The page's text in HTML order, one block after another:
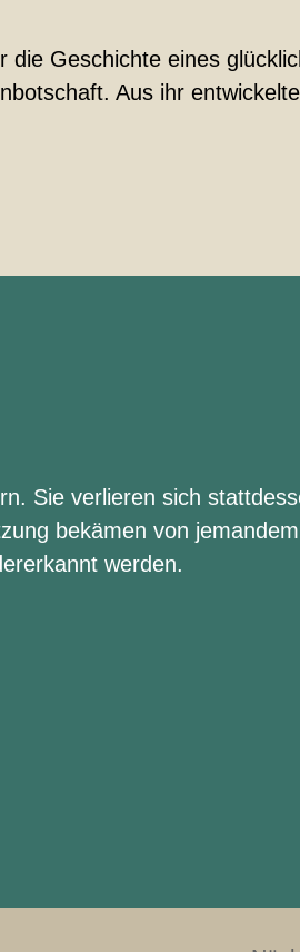
Geschichte eines
Aus ihr
Sie verlieren sich
bekämen von
werden.